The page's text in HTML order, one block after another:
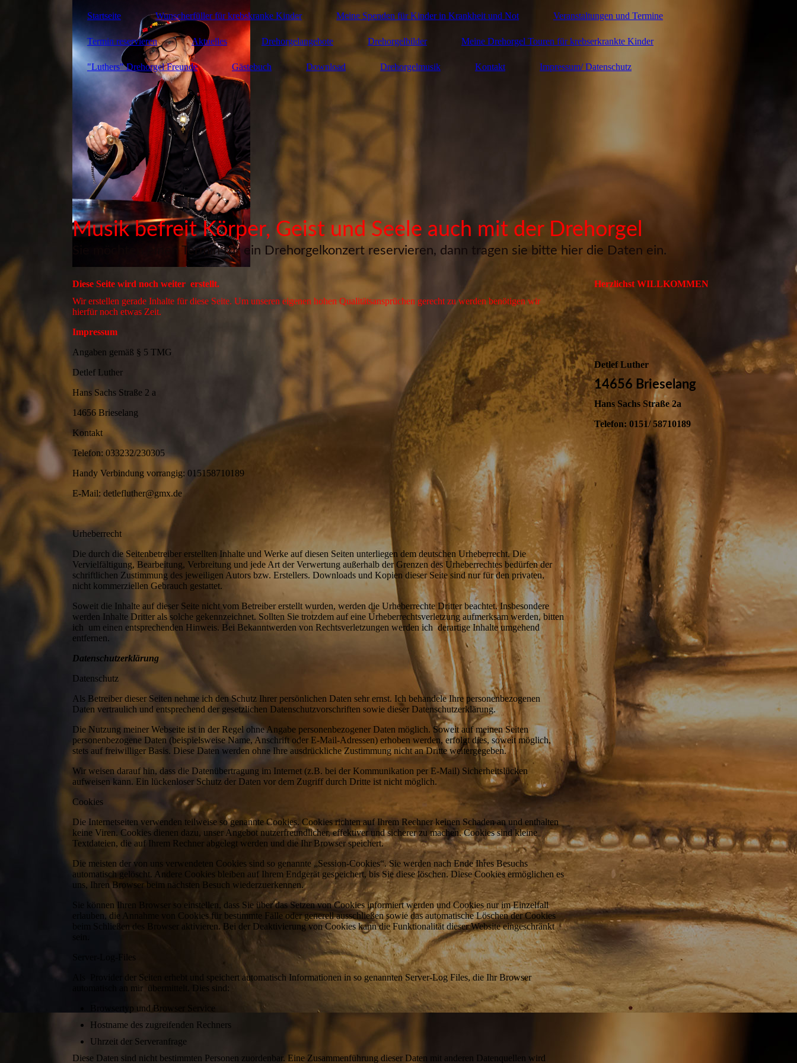
Startseite Wunscherfüller für krebskranke Kinder Meine Spenden für Kinder in Krankheit und Not Veranstaltungen und Termine
Termin reservieren Aktuelles Drehorgelangebote Drehorgelbilder Meine Drehorgel Touren für krebserkrankte Kinder
"Luthers" Drehorgel Freunde Gästebuch Download Drehorgelmusik Kontakt Impressum/ Datenschutz
Musik befreit Körper, Geist und Seele auch mit der Drehorgel
Sie möchten einen Termin für ein Drehorgelkonzert reservieren, dann tragen sie bitte hier die Daten ein.
Diese Seite wird noch weiter erstellt.
Wir erstellen gerade Inhalte für diese Seite. Um unseren eigenen hohen Qualitätsansprüchen gerecht zu werden benötigen wir
hierfür noch etwas Zeit.
Impressum
Angaben gemäß § 5 TMG
Detlef Luther
Hans Sachs Straße 2 a
14656 Brieselang
Kontakt
Telefon: 033232/230305
Handy Verbindung vorrangig: 015158710189
E-Mail: detlefluther@gmx.de
Urheberrecht
Die durch die Seitenbetreiber erstellten Inhalte und Werke auf diesen Seiten unterliegen dem deutschen Urheberrecht. Die
Vervielfältigung, Bearbeitung, Verbreitung und jede Art der Verwertung außerhalb der Grenzen des Urheberrechtes bedürfen der
schriftlichen Zustimmung des jeweiligen Autors bzw. Erstellers. Downloads und Kopien dieser Seite sind nur für den privaten,
nicht kommerziellen Gebrauch gestattet.
Soweit die Inhalte auf dieser Seite nicht vom Betreiber erstellt wurden, werden die Urheberrechte Dritter beachtet. Insbesondere
werden Inhalte Dritter als solche gekennzeichnet. Sollten Sie trotzdem auf eine Urheberrechtsverletzung aufmerksam werden, bitten
ich um einen entsprechenden Hinweis. Bei Bekanntwerden von Rechtsverletzungen werden ich derartige Inhalte umgehend
entfernen.
Datenschutzerklärung
Datenschutz
Als Betreiber dieser Seiten nehme ich den Schutz Ihrer persönlichen Daten sehr ernst. Ich behandele Ihre personenbezogenen
Daten vertraulich und entsprechend der gesetzlichen Datenschutzvorschriften sowie dieser Datenschutzerklärung.
Die Nutzung meiner Webseite ist in der Regel ohne Angabe personenbezogener Daten möglich. Soweit auf meinen Seiten
personenbezogene Daten (beispielsweise Name, Anschrift oder E-Mail-Adressen) erhoben werden, erfolgt dies, soweit möglich,
stets auf freiwilliger Basis. Diese Daten werden ohne Ihre ausdrückliche Zustimmung nicht an Dritte weitergegeben.
Wir weisen darauf hin, dass die Datenübertragung im Internet (z.B. bei der Kommunikation per E-Mail) Sicherheitslücken
aufweisen kann. Ein lückenloser Schutz der Daten vor dem Zugriff durch Dritte ist nicht möglich.
Cookies
Die Internetseiten verwenden teilweise so genannte Cookies. Cookies richten auf Ihrem Rechner keinen Schaden an und enthalten
keine Viren. Cookies dienen dazu, unser Angebot nutzerfreundlicher, effektiver und sicherer zu machen. Cookies sind kleine
Textdateien, die auf Ihrem Rechner abgelegt werden und die Ihr Browser speichert.
Die meisten der von uns verwendeten Cookies sind so genannte „Session-Cookies“. Sie werden nach Ende Ihres Besuchs
automatisch gelöscht. Andere Cookies bleiben auf Ihrem Endgerät gespeichert, bis Sie diese löschen. Diese Cookies ermöglichen es
uns, Ihren Browser beim nächsten Besuch wiederzuerkennen.
Sie können Ihren Browser so einstellen, dass Sie über das Setzen von Cookies informiert werden und Cookies nur im Einzelfall
erlauben, die Annahme von Cookies für bestimmte Fälle oder generell ausschließen sowie das automatische Löschen der Cookies
beim Schließen des Browser aktivieren. Bei der Deaktivierung von Cookies kann die Funktionalität dieser Website eingeschränkt
Server-Log-Files
Als Provider der Seiten erhebt und speichert automatisch Informationen in so genannten Server-Log Files, die Ihr Browser
automatisch an mir übermittelt. Dies sind:
Browsertyp und Browser Service
Hostname des zugreifenden Rechners
Uhrzeit der Serveranfrage
Diese Daten sind nicht bestimmten Personen zuordenbar. Eine Zusammenführung dieser Daten mit anderen Datenquellen wird
Herzlichst WILLKOMMEN
Detlef Luther
14656 Brieselang
Hans Sachs Straße 2a
Telefon: 0151/ 58710189